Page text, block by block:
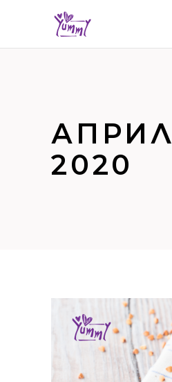
АПРИЛ
2020